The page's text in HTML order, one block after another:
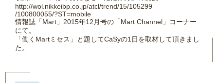
http://wol.nikkeibp.co.jp/atcl/trend/15/105299
/100800055/?ST=mobile
情報誌「Mart」2015年12月号の「Mart Channel」コーナー
にて。
「働くMartミセス」と題してCaSyの1日を取材して頂きまし
た。